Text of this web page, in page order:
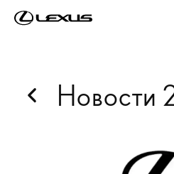
Новости